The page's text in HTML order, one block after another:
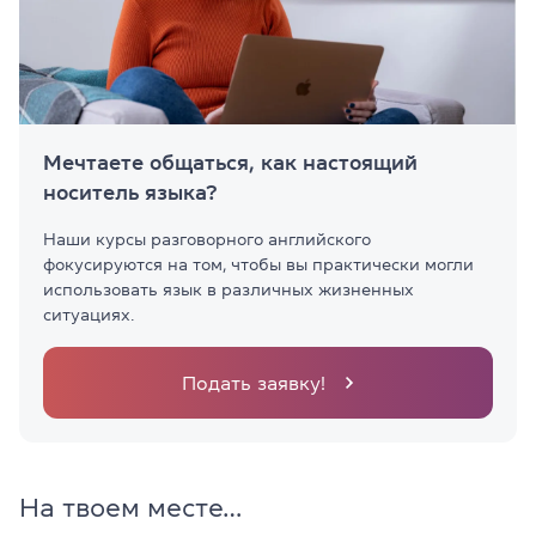
Мечтаете общаться, как настоящий
носитель языка?
Наши курсы разговорного английского
фокусируются на том, чтобы вы практически могли
использовать язык в различных жизненных
ситуациях.
Подать заявку!
На твоем месте…